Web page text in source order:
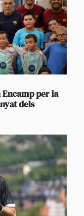
per la
dels